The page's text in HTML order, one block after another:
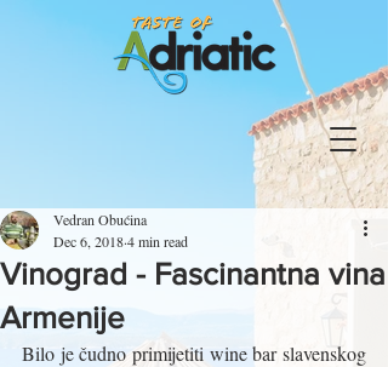
Vinograd - Fascinantna vina
Armenije
Vedran Obućina
Dec 6, 20184 min read
Bilo je čudno primijetiti wine bar slavenskog